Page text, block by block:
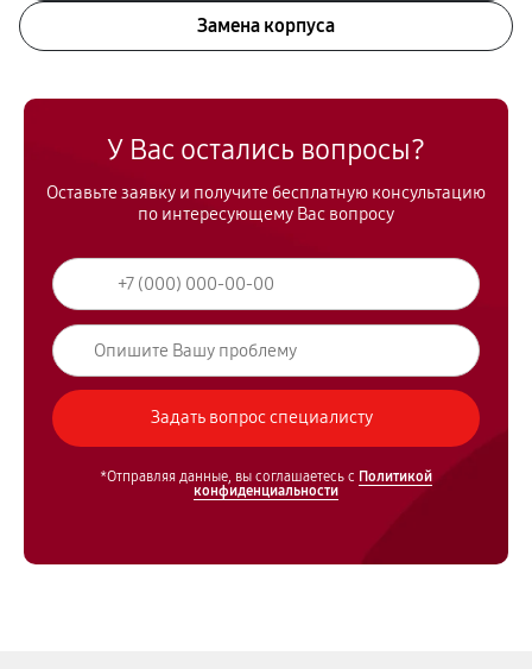
Замена корпуса
У Вас остались вопросы?
Оставьте заявку и получите бесплатную консультацию
по интересующему Вас вопросу
*Отправляя данные, вы соглашаетесь с Политикой
конфиденциальности